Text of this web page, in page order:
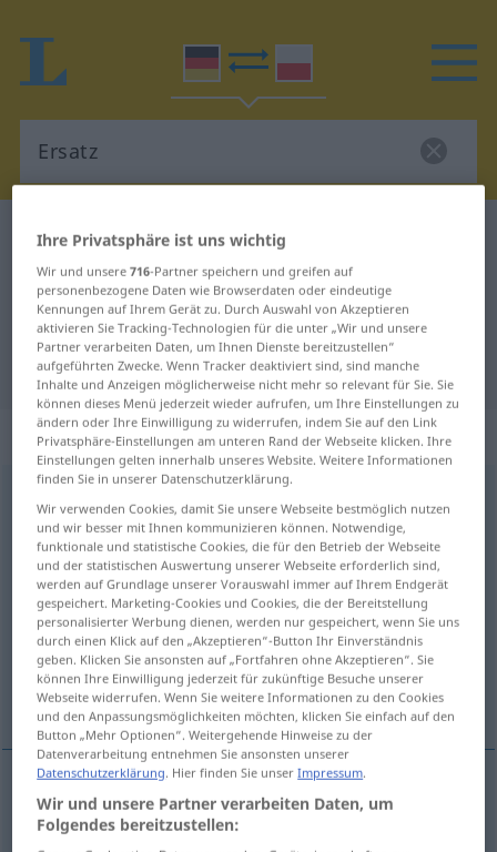
Deutsch-Polnisch Wörterbuch
Deutsch-Polnisch Übersetzung für
"Ersatz"
"Ersatz" Polnisch Übersetzung
„Ersatz“: Maskulinum
Übersicht aller Übersetzungen
(Für mehr Details die Übersetzung anklicken/antippen)
zamiennik, namiastka, surogat, rezerwa,
rekompensata, zwrot
odszkodowanie, wymiana, zamiana, zastępca
zamiennik ErsatzSache
Ihre Privatsphäre ist uns wichtig
Wir und unsere716-Partner speichern und greifen auf
personenbezogene Daten wie Browserdaten oder eindeutige
Kennungen auf Ihrem Gerät zu. Durch Auswahl von Akzeptieren
aktivieren Sie Tracking-Technologien für die unter „Wir und unsere
Partner verarbeiten Daten, um Ihnen Dienste bereitzustellen“
aufgeführten Zwecke. Wenn Tracker deaktiviert sind, sind manche
Inhalte und Anzeigen möglicherweise nicht mehr so relevant für Sie. Sie
können dieses Menü jederzeit wieder aufrufen, um Ihre Einstellungen zu
ändern oder Ihre Einwilligung zu widerrufen, indem Sie auf den Link
Privatsphäre-Einstellungen am unteren Rand der Webseite klicken. Ihre
Einstellungen gelten innerhalb unseres Website. Weitere Informationen
finden Sie in unserer Datenschutzerklärung.
Wir verwenden Cookies, damit Sie unsere Webseite bestmöglich nutzen
und wir besser mit Ihnen kommunizieren können. Notwendige,
funktionale und statistische Cookies, die für den Betrieb der Webseite
und der statistischen Auswertung unserer Webseite erforderlich sind,
werden auf Grundlage unserer Vorauswahl immer auf Ihrem Endgerät
gespeichert. Marketing-Cookies und Cookies, die der Bereitstellung
personalisierter Werbung dienen, werden nur gespeichert, wenn Sie uns
durch einen Klick auf den „Akzeptieren“-Button Ihr Einverständnis
geben. Klicken Sie ansonsten auf „Fortfahren ohne Akzeptieren“. Sie
können Ihre Einwilligung jederzeit für zukünftige Besuche unserer
Webseite widerrufen. Wenn Sie weitere Informationen zu den Cookies
und den Anpassungsmöglichkeiten möchten, klicken Sie einfach auf den
Button „Mehr Optionen“. Weitergehende Hinweise zu der
Datenverarbeitung entnehmen Sie ansonsten unserer
Datenschutzerklärung. Hier finden Sie unserImpressum.
Wir und unsere Partner verarbeiten Daten, um
Folgendes bereitzustellen: